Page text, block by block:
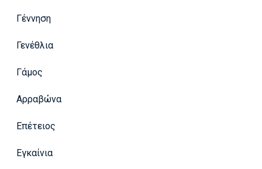
Γέννηση
Γενέθλια
Γάμος
Αρραβώνα
Επέτειος
Εγκαίνια